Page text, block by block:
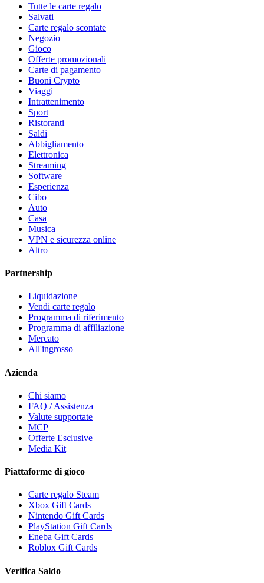
Tutte le carte regalo
Salvati
Carte regalo scontate
Negozio
Gioco
Offerte promozionali
Carte di pagamento
Buoni Crypto
Viaggi
Intrattenimento
Sport
Ristoranti
Saldi
Abbigliamento
Elettronica
Streaming
Software
Esperienza
Cibo
Auto
Casa
Musica
VPN e sicurezza online
Altro
Partnership
Liquidazione
Vendi carte regalo
Programma di riferimento
Programma di affiliazione
Mercato
All'ingrosso
Azienda
Chi siamo
FAQ / Assistenza
Valute supportate
MCP
Offerte Esclusive
Media Kit
Piattaforme di gioco
Carte regalo Steam
Xbox Gift Cards
Nintendo Gift Cards
PlayStation Gift Cards
Eneba Gift Cards
Roblox Gift Cards
Verifica Saldo